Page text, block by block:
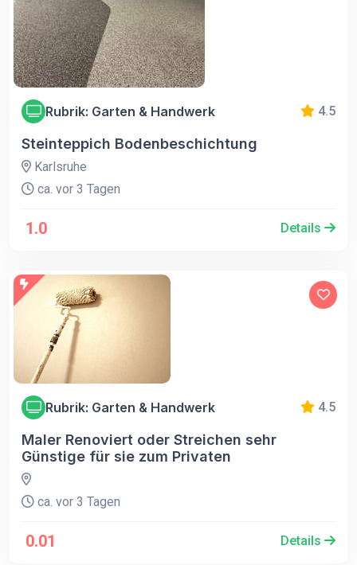
Rubrik: Garten & Handwerk 4.5
Steinteppich Bodenbeschichtung
Karlsruhe
ca. vor 3 Tagen
1.0 Details
Rubrik: Garten & Handwerk 4.5
Maler Renoviert oder Streichen sehr
Günstige für sie zum Privaten
ca. vor 3 Tagen
0.01 Details